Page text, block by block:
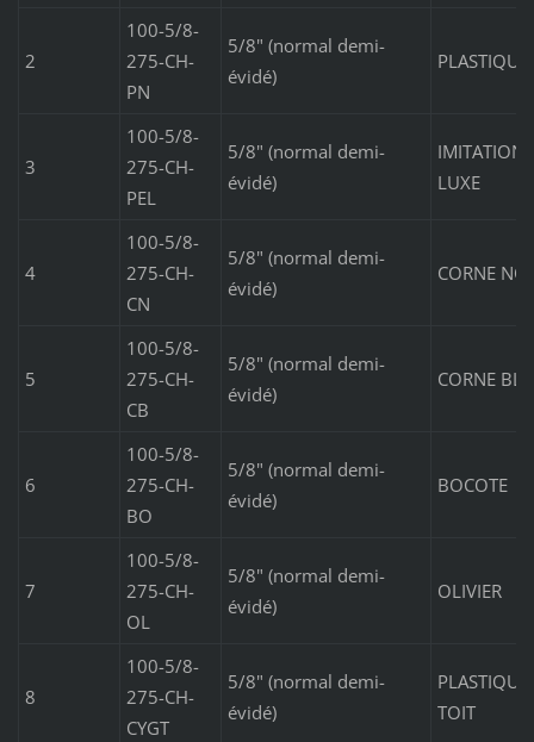
2
100-5/8-
275-CH-
PN
5/8" (normal demi-
évidé)
3
100-5/8-
275-CH-
PEL
5/8" (normal demi-
évidé)
IMITATION
LUXE
4
100-5/8-
275-CH-
CN
5/8" (normal demi-
évidé)
CORNE
5
100-5/8-
275-CH-
CB
5/8" (normal demi-
évidé)
CORNE
6
100-5/8-
275-CH-
BO
5/8" (normal demi-
évidé)
BOCOTE
7
100-5/8-
275-CH-
OL
5/8" (normal demi-
évidé)
OLIVIER
8
100-5/8-
275-CH-
CYGT
5/8" (normal demi-
évidé)
TOIT